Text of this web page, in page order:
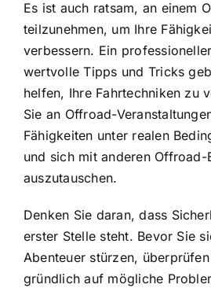
Es ist auch ratsam, an einem
teilzunehmen, um Ihre
verbessern. Ein
wertvolle Tipps und Tricks
helfen, Ihre Fahrtechniken zu
Sie an Offroad-
Fähigkeiten unter realen
und sich mit anderen Offroad-
auszutauschen.
Denken Sie daran, dass
erster Stelle steht. Bevor Sie
Abenteuer stürzen,
gründlich auf mögliche